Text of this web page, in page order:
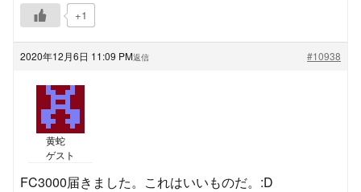
+1
2020年12月6日 11:09 PM #10938
返信
黄蛇
ゲスト
FC3000届きました。これはいいものだ。:D